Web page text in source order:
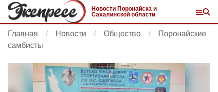
Новости Поронайска и
Сахалинской области
Главная Новости Общество
Поронайские
самбисты